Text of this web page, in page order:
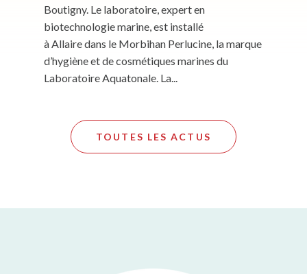
Boutigny. Le laboratoire, expert en
biotechnologie marine, est installé
à Allaire dans le Morbihan Perlucine, la marque
d’hygiène et de cosmétiques marines du
Laboratoire Aquatonale. La...
TOUTES LES ACTUS